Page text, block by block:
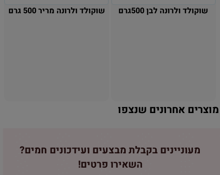
שוקולד ולרונה לבן 500גרם שוקולד ולרונה מריר 500 גרם
מוצרים אחרונים שנצפו
מעוניינים בקבלת מבצעים ועידכונים חמים?
השאירו פרטים!